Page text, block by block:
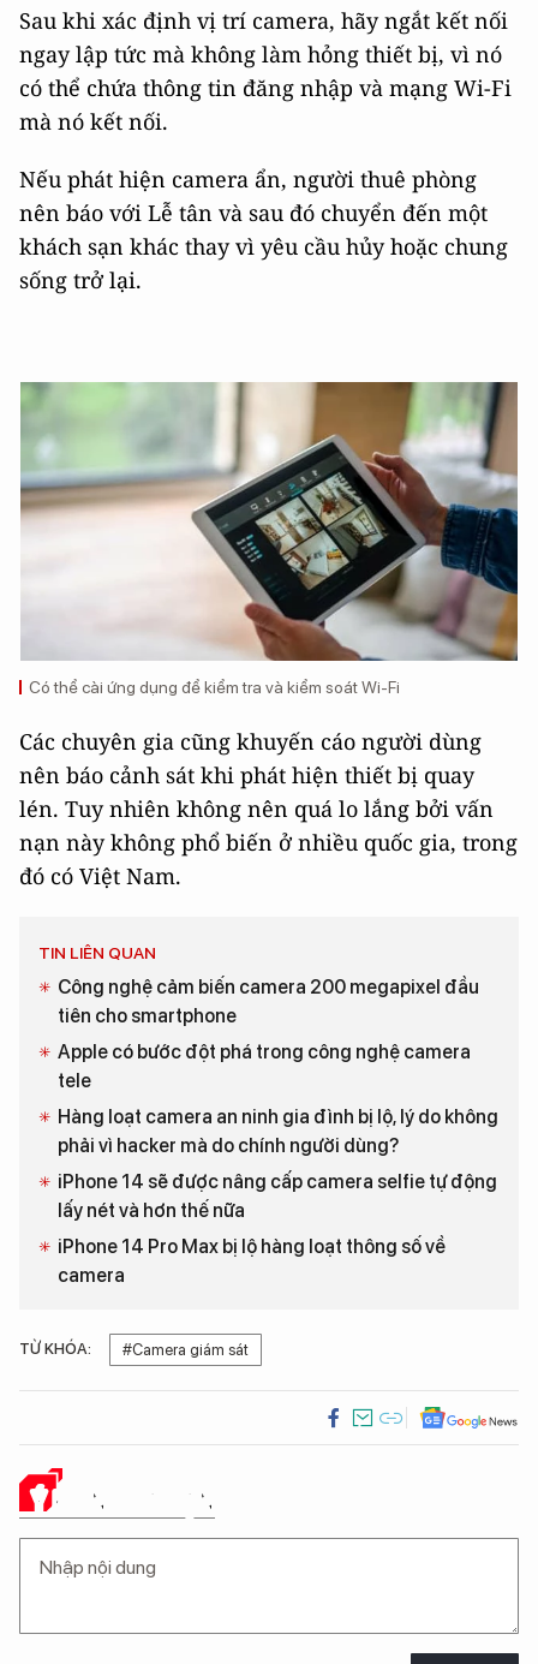
Sau khi xác định vị trí camera, hãy ngắt kết nối
ngay lập tức mà không làm hỏng thiết bị, vì nó
có thể chứa thông tin đăng nhập và mạng Wi-Fi
mà nó kết nối.
Nếu phát hiện camera ẩn, người thuê phòng
nên báo với Lễ tân và sau đó chuyển đến một
khách sạn khác thay vì yêu cầu hủy hoặc chung
sống trở lại.
Có thể cài ứng dụng để kiểm tra và kiểm soát Wi-Fi
Các chuyên gia cũng khuyến cáo người dùng
nên báo cảnh sát khi phát hiện thiết bị quay
lén. Tuy nhiên không nên quá lo lắng bởi vấn
nạn này không phổ biến ở nhiều quốc gia, trong
đó có Việt Nam.
TIN LIÊN QUAN
Công nghệ cảm biến camera 200 megapixel đầu
tiên cho smartphone
Apple có bước đột phá trong công nghệ camera
tele
Hàng loạt camera an ninh gia đình bị lộ, lý do không
phải vì hacker mà do chính người dùng?
iPhone 14 sẽ được nâng cấp camera selfie tự động
lấy nét và hơn thế nữa
iPhone 14 Pro Max bị lộ hàng loạt thông số về
camera
TỪ KHÓA: #Camera giám sát
Ý KIẾN CỦA BẠN